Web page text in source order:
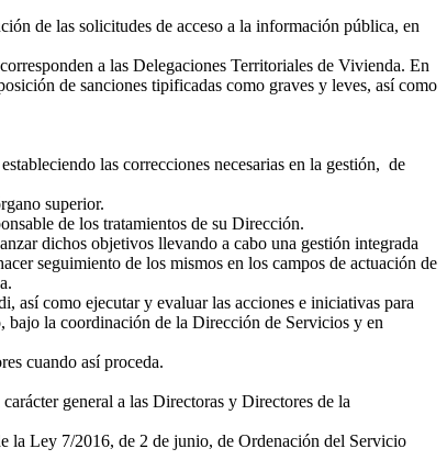
de las solicitudes de acceso a la información pública, en
a las Delegaciones Territoriales de Vivienda. En
de sanciones tipificadas como graves y leves, así como
las correcciones necesarias en la gestión, de
superior.
de los tratamientos de su Dirección.
dichos objetivos llevando a cabo una gestión integrada
seguimiento de los mismos en los campos de actuación de
así como ejecutar y evaluar las acciones e iniciativas para
bajo la coordinación de la Dirección de Servicios y en
cuando así proceda.
general a las Directoras y Directores de la
la Ley 7/2016, de 2 de junio, de Ordenación del Servicio